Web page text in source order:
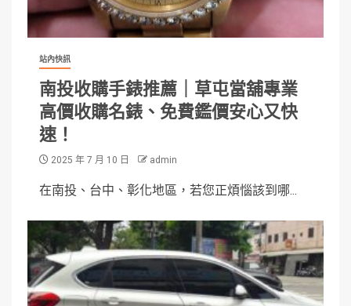
站內快訊
南投收購手錶推薦｜草屯當舖專業
高價收購名錶、免費鑑價安心又快
速！
2025 年 7 月 10 日 admin
在南投、台中、彰化地區，若您正煩惱該到哪...